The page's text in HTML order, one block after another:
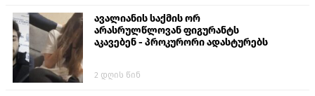
ავალიანის საქმის ორ
არასრულწლოვან ფიგურანტს
აკავებენ - პროკურორი ადასტურებს
2 დღის წინ